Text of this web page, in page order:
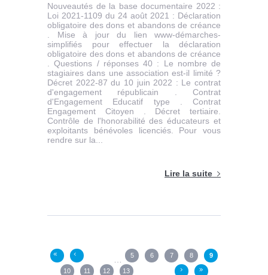
Nouveautés de la base documentaire 2022 :
Loi 2021-1109 du 24 août 2021 : Déclaration
obligatoire des dons et abandons de créance
. Mise à jour du lien www-démarches-
simplifiés pour effectuer la déclaration
obligatoire des dons et abandons de créance
. Questions / réponses 40 : Le nombre de
stagiaires dans une association est-il limité ?
Décret 2022-87 du 10 juin 2022 : Le contrat
d'engagement républicain . Contrat
d'Engagement Educatif type . Contrat
Engagement Citoyen . Décret tertiaire.
Contrôle de l'honorabilité des éducateurs et
exploitants bénévoles licenciés. Pour vous
rendre sur la...
Lire la suite
« ‹ 5 6 7 8 9
10 11 12 13 › »